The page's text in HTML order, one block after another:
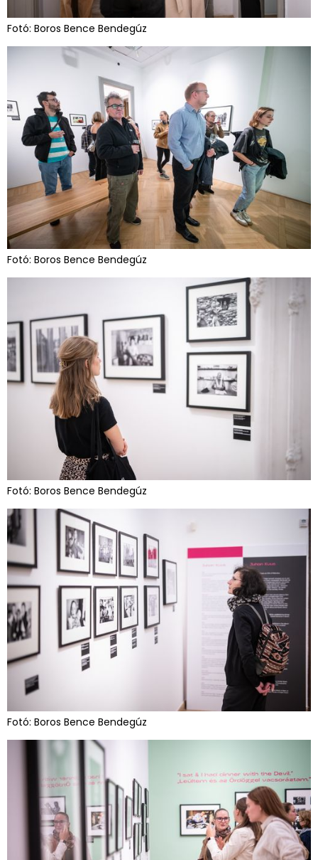
Fotó: Boros Bence Bendegúz
Fotó: Boros Bence Bendegúz
Fotó: Boros Bence Bendegúz
Fotó: Boros Bence Bendegúz